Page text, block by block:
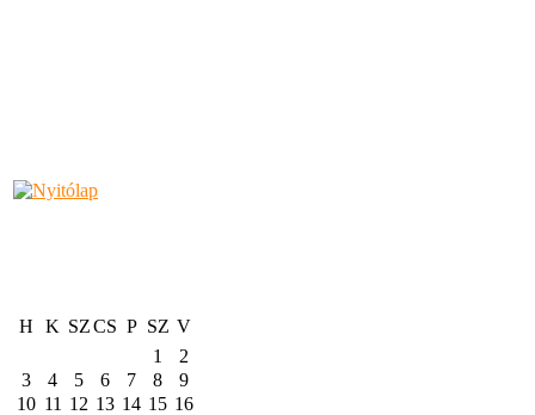
H K SZCS P SZ V
1
2
3
4 5 6 7 8
9
10 11 12 13 14 15 16